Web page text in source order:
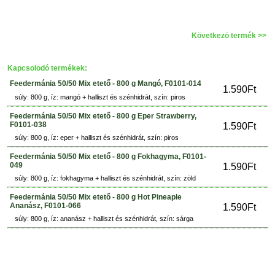
Következö termék >>
Kapcsolodó termékek:
Feedermánia 50/50 Mix etető - 800 g Mangó, F0101-014
1.590Ft
súly: 800 g, íz: mangó + halliszt és szénhidrát, szín: piros
Feedermánia 50/50 Mix etető - 800 g Eper Strawberry,
F0101-038
1.590Ft
súly: 800 g, íz: eper + halliszt és szénhidrát, szín: piros
Feedermánia 50/50 Mix etető - 800 g Fokhagyma, F0101-
049
1.590Ft
súly: 800 g, íz: fokhagyma + halliszt és szénhidrát, szín: zöld
Feedermánia 50/50 Mix etető - 800 g Hot Pineaple
Ananász, F0101-066
1.590Ft
súly: 800 g, íz: ananász + halliszt és szénhidrát, szín: sárga